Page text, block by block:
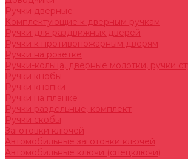
Ручки дверные
Комплектующие к дверным ручкам
Ручки для раздвижных дверей
Ручки к противопожарным дверям
Ручки на розетке
Ручки-кольца, дверные молотки, ручки
Ручки кнобы
Ручки кнопки
Ручки на планке
Ручки раздельные, комплект
Ручки скобы
Заготовки ключей
Автомобильные заготовки ключей
Автомобильные ключи (спецключи)